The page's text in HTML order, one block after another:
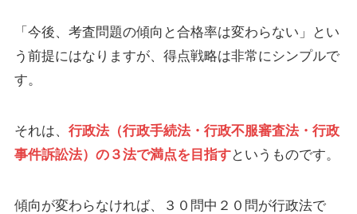
「今後、考査問題の傾向と合格率は変わらない」とい
う前提にはなりますが、得点戦略は非常にシンプルで
す。
それは、 行政法（行政手続法・行政不服審査法・行政
事件訴訟法）の３法で満点を目指すというものです。
傾向が変わらなければ、３０問中２０問が行政法で